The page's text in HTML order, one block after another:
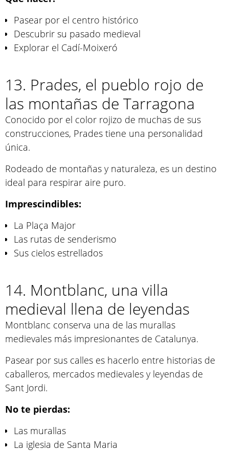
Pasear por el centro histórico
Descubrir su pasado medieval
Explorar el Cadí-Moixeró
13. Prades, el pueblo rojo de
las montañas de Tarragona
Conocido por el color rojizo de muchas de sus
construcciones, Prades tiene una personalidad
única.
Rodeado de montañas y naturaleza, es un destino
ideal para respirar aire puro.
Imprescindibles:
La Plaça Major
Las rutas de senderismo
Sus cielos estrellados
14. Montblanc, una villa
medieval llena de leyendas
Montblanc conserva una de las murallas
medievales más impresionantes de Catalunya.
Pasear por sus calles es hacerlo entre historias de
caballeros, mercados medievales y leyendas de
Sant Jordi.
No te pierdas:
Las murallas
La iglesia de Santa Maria